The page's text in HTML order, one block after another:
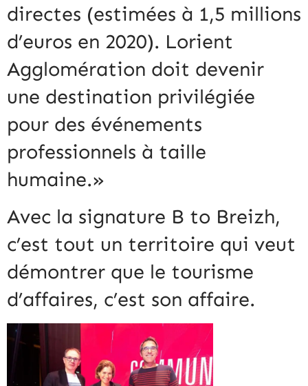
directes (estimées à 1,5 millions
d’euros en 2020). Lorient
Agglomération doit devenir
une destination privilégiée
pour des événements
professionnels à taille
humaine.»
Avec la signature B to Breizh,
c’est tout un territoire qui veut
démontrer que le tourisme
d’affaires, c’est son affaire.